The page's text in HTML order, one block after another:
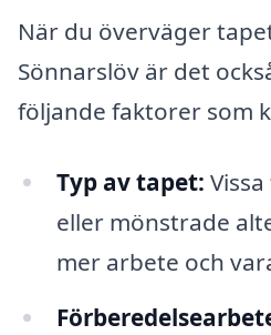
När du överväger
Sönnarslöv är det
följande faktorer som
Typ av tapet:
eller mönstrade
mer arbete och